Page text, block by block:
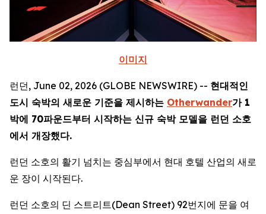
이미지
런던, June 02, 2026 (GLOBE NEWSWIRE) -- 현대적인
도시 숙박의 새로운 기준을 제시하는 Otherwander가 1
박에 70파운드부터 시작하는 신규 숙박 모델을 런던 소호
에서 개장했다.
런던 소호의 활기 넘치는 중심부에서 현대 호텔 산업의 새로
운 장이 시작된다.
런던 소호의 딘 스트리트(Dean Street) 92번지에 문을 여